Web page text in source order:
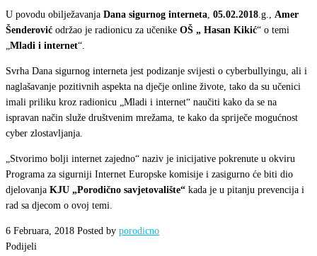
Dan
sigurnog
interneta
2018
U povodu obilježavanja Dana sigurnog interneta 05.02.2018 .g., Amer
Šenderović održao je radionicu za učenike OŠ „ Hasan Kikić“ o temi
Mladi i internet“.
Svrha Dana sigurnog interneta jest podizanje svijesti o cyberbullyingu, ali i
naglašavanje pozitivnih aspekta na dječje online živote, tako da su učenici
imali priliku kroz radionicu „Mladi i internet“ naučiti kako da se na
ispravan način služe društvenim mrežama, te kako da spriječe mogućnost
cyber zlostavljanja.
„Stvorimo bolji internet zajedno“ naziv je inicijative pokrenute u okviru
Programa za sigurniji Internet Europske komisije i zasigurno će biti dio
djelovanja KJU „Porodično savjetovalište“ kada je u pitanju prevencija i
rad sa djecom o ovoj temi.
6 Februara, 2018 Posted by porodicno
Podijeli